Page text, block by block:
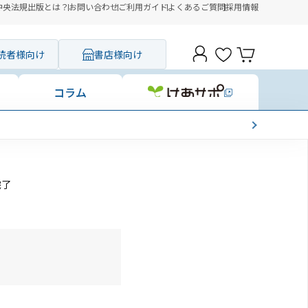
央法規出版とは？お問い合わせご利用ガイドよくあるご質問採用情報
者様向け 書店様向け
コラム